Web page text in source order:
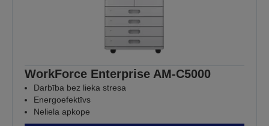
WorkForce Enterprise AM-C5000
Darbība bez lieka stresa
Energoefektīvs
Neliela apkope